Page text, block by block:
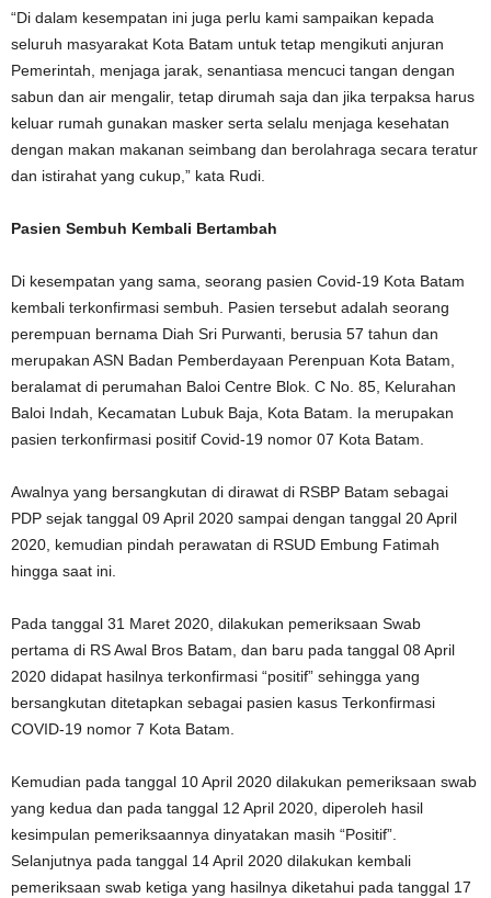
“Di dalam kesempatan ini juga perlu kami sampaikan kepada
seluruh masyarakat Kota Batam untuk tetap mengikuti anjuran
Pemerintah, menjaga jarak, senantiasa mencuci tangan dengan
sabun dan air mengalir, tetap dirumah saja dan jika terpaksa harus
keluar rumah gunakan masker serta selalu menjaga kesehatan
dengan makan makanan seimbang dan berolahraga secara teratur
dan istirahat yang cukup,” kata Rudi.
Pasien Sembuh Kembali Bertambah
Di kesempatan yang sama, seorang pasien Covid-19 Kota Batam
kembali terkonfirmasi sembuh. Pasien tersebut adalah seorang
perempuan bernama Diah Sri Purwanti, berusia 57 tahun dan
merupakan ASN Badan Pemberdayaan Perenpuan Kota Batam,
beralamat di perumahan Baloi Centre Blok. C No. 85, Kelurahan
Baloi Indah, Kecamatan Lubuk Baja, Kota Batam. Ia merupakan
pasien terkonfirmasi positif Covid-19 nomor 07 Kota Batam.
Awalnya yang bersangkutan di dirawat di RSBP Batam sebagai
PDP sejak tanggal 09 April 2020 sampai dengan tanggal 20 April
2020, kemudian pindah perawatan di RSUD Embung Fatimah
hingga saat ini.
Pada tanggal 31 Maret 2020, dilakukan pemeriksaan Swab
pertama di RS Awal Bros Batam, dan baru pada tanggal 08 April
2020 didapat hasilnya terkonfirmasi “positif” sehingga yang
bersangkutan ditetapkan sebagai pasien kasus Terkonfirmasi
COVID-19 nomor 7 Kota Batam.
Kemudian pada tanggal 10 April 2020 dilakukan pemeriksaan swab
yang kedua dan pada tanggal 12 April 2020, diperoleh hasil
kesimpulan pemeriksaannya dinyatakan masih “Positif”.
Selanjutnya pada tanggal 14 April 2020 dilakukan kembali
pemeriksaan swab ketiga yang hasilnya diketahui pada tanggal 17